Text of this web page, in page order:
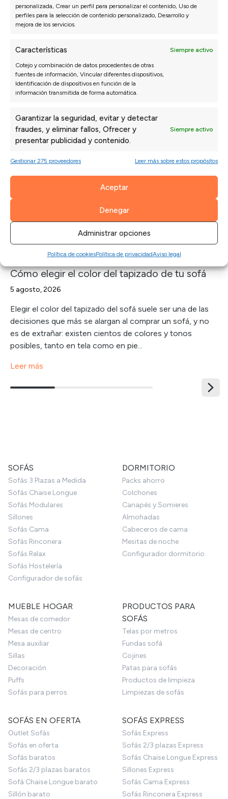
personalizada, Crear un perfil para personalizar el contenido, Uso de
perfiles para la selección de contenido personalizado, Desarrollo y
mejora de los servicios.
Características Siempre activo
Cotejo y combinación de datos procedentes de otras
fuentes de información, Vincular diferentes dispositivos,
Identificación de dispositivos en función de la
información transmitida de forma automática.
Garantizar la seguridad, evitar y detectar
fraudes, y eliminar fallos, Ofrecer y
presentar publicidad y contenido.
Siempre activo
Gestionar 275 proveedores Leer más sobre estos propósitos
Aceptar
Denegar
Administrar opciones
Política de cookiesPolítica de privacidadAviso legal
NOTICIAS RELACIONADAS
·TELAS
Cómo elegir el color del tapizado de tu sofá
5 agosto, 2026
Elegir el color del tapizado del sofá suele ser una de las
decisiones que más se alargan al comprar un sofá, y no
es de extrañar: existen cientos de colores y tonos
posibles, tanto en tela como en pie...
Leer más
SOFÁS
Sofás 3 Plazas a Medida
Sofás Chaise Longue
Sofás Modulares
Sillones
Sofás Cama
Sofás Rinconera
Sofás Relax
Sofás Hostelería
Configurador de sofás
DORMITORIO
Packs ahorro
Colchones
Canapés y Somieres
Almohadas
Cabeceros de cama
Mesitas de noche
Configurador dormitorio
MUEBLE HOGAR
Mesas de comedor
Mesas de centro
Mesa auxiliar
Sillas
Decoración
Puffs
Sofás para perros
PRODUCTOS PARA
SOFÁS
Telas por metros
Fundas sofá
Cojines
Patas para sofás
Productos de limpieza
Limpiezas de sofás
SOFÁS EN OFERTA
Outlet Sofás
Sofás en oferta
Sofás baratos
Sofás 2/3 plazas baratos
Sofá Chaise Longue barato
Sillón barato
SOFÁS EXPRESS
Sofás Express
Sofás 2/3 plazas Express
Sofás Chaise Longue Express
Sillones Express
Sofás Cama Express
Sofás Rinconera Express